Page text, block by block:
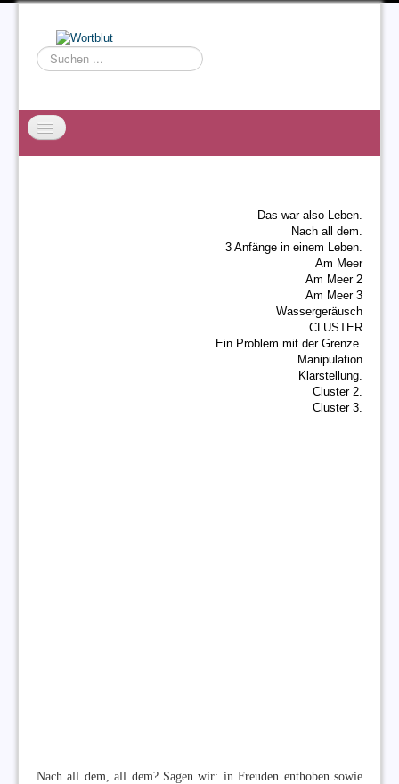
Suchen
...
Das war also Leben.
Nach all dem.
3 Anfänge in einem Leben.
Am Meer
Am Meer 2
Am Meer 3
Wassergeräusch
CLUSTER
Ein Problem mit der Grenze.
Manipulation
Klarstellung.
Cluster 2.
Cluster 3.
Nach all dem, all dem? Sagen wir: in Freuden enthoben sowie